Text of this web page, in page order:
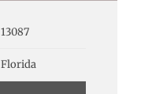
13087
Florida